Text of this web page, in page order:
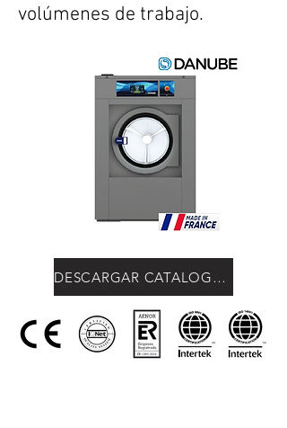
volúmenes de trabajo.
DESCARGAR CATALOGO 35 - 45